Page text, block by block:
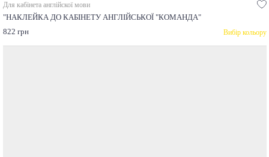
Для кабінета англійскої мови
"НАКЛЕЙКА ДО КАБІНЕТУ АНГЛІЙСЬКОЇ "КОМАНДА"
822 грн
Вибір кольору